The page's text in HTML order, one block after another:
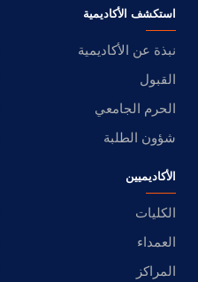
استكشف الأكاديمية
نبذة عن الأكاديمية
القبول
الحرم الجامعي
شؤون الطلبة
الأكاديميين
الكليات
العمداء
المراكز